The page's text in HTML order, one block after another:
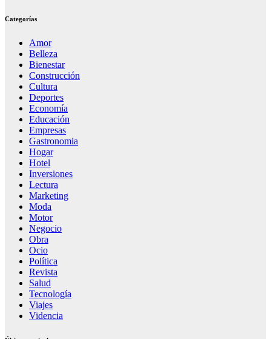
Categorías
Amor
Belleza
Bienestar
Construcción
Cultura
Deportes
Economía
Educación
Empresas
Gastronomia
Hogar
Hotel
Inversiones
Lectura
Marketing
Moda
Motor
Negocio
Obra
Ocio
Política
Revista
Salud
Tecnología
Viajes
Videncia